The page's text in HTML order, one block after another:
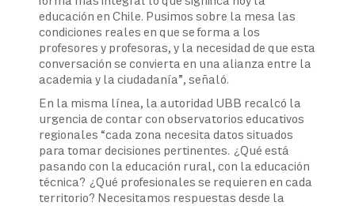
educación en Chile. Pusimos sobre la mesa las
condiciones reales en que se forma a los
profesores y profesoras, y la necesidad de que esta
conversación se convierta en una alianza entre la
academia y la ciudadanía”, señaló.
En la misma línea, la autoridad UBB recalcó la
urgencia de contar con observatorios educativos
regionales “cada zona necesita datos situados
para tomar decisiones pertinentes. ¿Qué está
pasando con la educación rural, con la educación
técnica? ¿Qué profesionales se requieren en cada
territorio? Necesitamos respuestas desde la